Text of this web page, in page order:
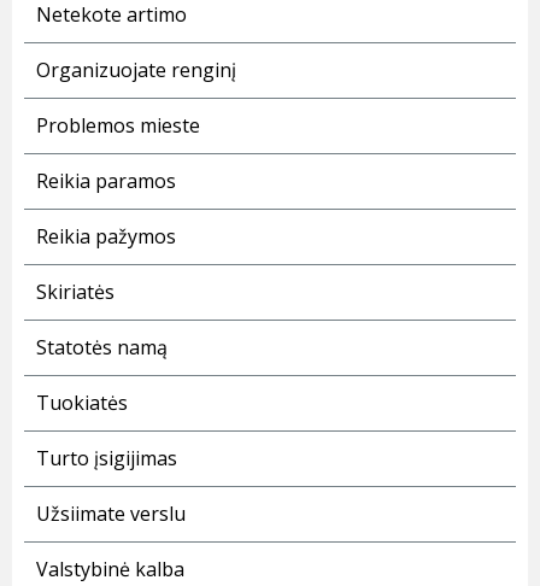
Netekote artimo
Organizuojate renginį
Problemos mieste
Reikia paramos
Reikia pažymos
Skiriatės
Statotės namą
Tuokiatės
Turto įsigijimas
Užsiimate verslu
Valstybinė kalba